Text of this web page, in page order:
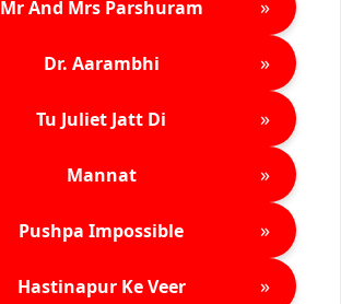
Mr And Mrs Parshuram »
Dr. Aarambhi »
Tu Juliet Jatt Di »
Mannat »
Pushpa Impossible »
Hastinapur Ke Veer »